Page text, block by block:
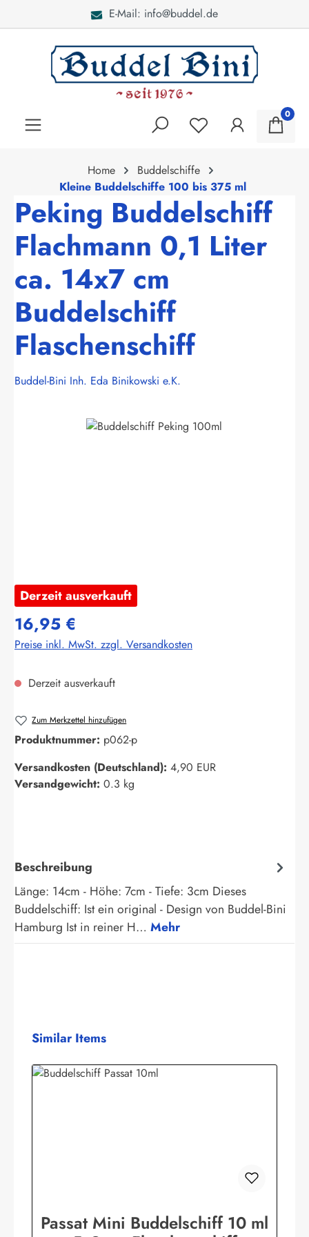
Bei Fragen: 040
0
Home
Buddelschiffe
Kleine Buddelschiffe 100 bis 375 ml
Peking Buddelschiff
Flachmann 0,1 Liter
ca. 14x7 cm
Buddelschiff
Flaschenschiff
Buddel-Bini Inh. Eda Binikowski e.K.
Bildergalerie überspringen
Derzeit ausverkauft
16,95 €
Preise inkl. MwSt. zzgl. Versandkosten
Derzeit ausverkauft
Zum Merkzettel hinzufügen
Produktnummer: p062-p
Versandkosten (Deutschland): 4,90 EUR
Versandgewicht: 0.3 kg
Beschreibung
Länge: 14cm - Höhe: 7cm - Tiefe: 3cm Dieses
Buddelschiff: Ist ein original - Design von Buddel-Bini
Hamburg Ist in reiner H… Mehr
Produktgalerie überspringen
Similar Items
Passat Mini Buddelschiff 10 ml